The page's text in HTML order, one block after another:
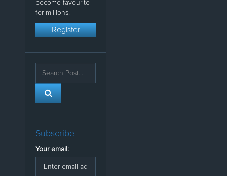
become favourite
for millions.
Register
Subscribe
Your email: